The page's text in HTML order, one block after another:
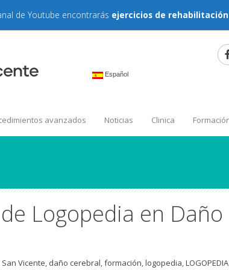
de Youtube encontrarás ejercicios de
Español
avanzados Noticias Clinica
Logopedia en Daño
San Vicente, daño cerebral,formación,logopedia,